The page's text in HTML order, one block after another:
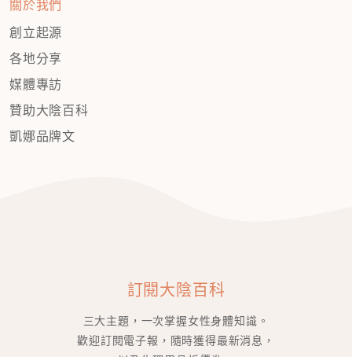
關於我們
創立起源
各地分享
媒體專訪
贊助大陰百科
凱娜品牌文
訂閱大陰百科
三大主題，一次掌握女性身體知識。
歡迎訂閱電子報，隨時獲得最新消息，